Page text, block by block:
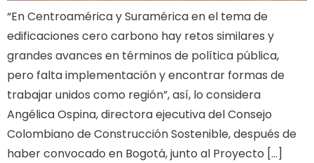
“En Centroamérica y Suramérica en el tema de
edificaciones cero carbono hay retos similares y
grandes avances en términos de política pública,
pero falta implementación y encontrar formas de
trabajar unidos como región”, así, lo considera
Angélica Ospina, directora ejecutiva del Consejo
Colombiano de Construcción Sostenible, después de
haber convocado en Bogotá, junto al Proyecto […]